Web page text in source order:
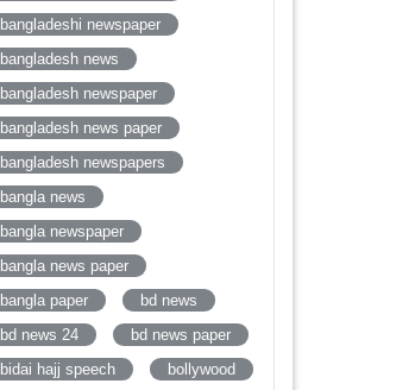
bangladeshi newspaper
bangladesh news
bangladesh newspaper
bangladesh news paper
bangladesh newspapers
bangla news
bangla newspaper
bangla news paper
bangla paper
bd news
bd news 24
bd news paper
bidai hajj speech
bollywood